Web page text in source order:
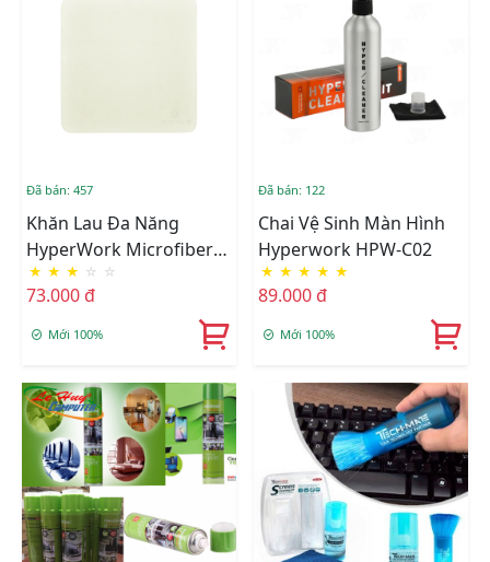
Đã bán: 457
Khăn Lau Đa Năng
HyperWork Microfiber
HC-01
★ ★ ★ ☆ ☆
73.000 đ
Mới 100%
Đã bán: 122
Chai Vệ Sinh Màn Hình
Hyperwork HPW-C02
★ ★ ★ ★ ★
89.000 đ
Mới 100%